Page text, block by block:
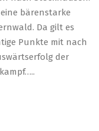
bärenstarke
Da gilt es
Punkte mit nach
der